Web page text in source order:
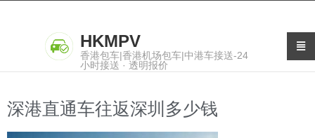
HKMPV
香港包车|香港机场包车|中港车接送-24
小时接送 · 透明报价
深港直通车往返深圳多少钱